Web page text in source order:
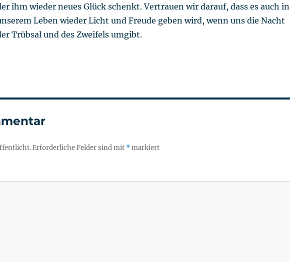
ihm wieder neues Glück schenkt. Vertrauen wir darauf, dass es auch in
Leben wieder Licht und Freude geben wird, wenn uns die Nacht
Trübsal und des Zweifels umgibt.
Erforderliche Felder sind mit *markiert